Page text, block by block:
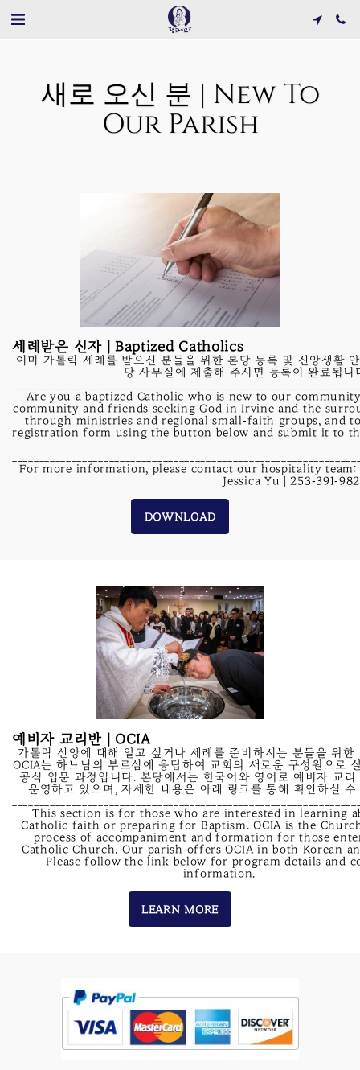
새로 오신 분 | New To
Our Parish
세례받은 신자 | Baptized Catholics
이미 가톨릭 세례를 받으신 분들을 위한 본당 등록 및 신앙생활
당 사무실에 제출해 주시면 등록이 완료됩
Are you a baptized Catholic who is new to our
community and friends seeking God in Irvine and the
through ministries and regional small-faith groups, and
registration form using the button below and submit it to
For more information, please contact our hospitality
Jessica Yu | 253-391-
DOWNLOAD
예비자 교리반 | OCIA
가톨릭 신앙에 대해 알고 싶거나 세례를 준비하시는 분들을 위한
OCIA는 하느님의 부르심에 응답하여 교회의 새로운 구성원으로
공식 입문 과정입니다. 본당에서는 한국어와 영어로 예비자 교리
운영하고 있으며, 자세한 내용은 아래 링크를 통해 확인하실 수
This section is for those who are interested in learning
Catholic faith or preparing for Baptism. OCIA is the
process of accompaniment and formation for those
Catholic Church. Our parish offers OCIA in both Korean
Please follow the link below for program details and
information.
LEARN MORE